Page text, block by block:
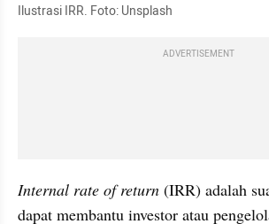
Ilustrasi IRR. Foto: Unsplash
ADVERTISEMENT
Internal rate of return (IRR) adalah
dapat membantu investor atau